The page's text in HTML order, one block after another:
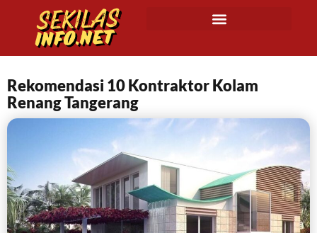
Rekomendasi 10 Kontraktor Kolam
Renang Tangerang